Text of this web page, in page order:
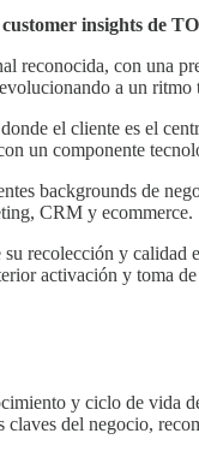
insights de
reconocida, con una
a un
el cliente es el
un componente
backgrounds de
CRM y ecommerce.
recolección y
activación y toma de
y ciclo de
del negocio,